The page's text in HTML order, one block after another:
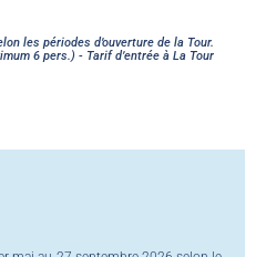
les périodes d’ouverture de la Tour.
6 pers.) - Tarif d’entrée à La Tour